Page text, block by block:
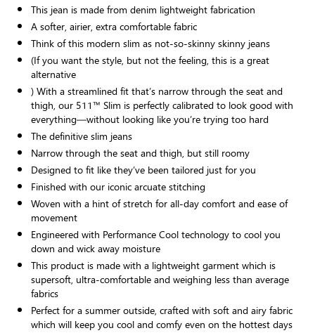
This jean is made from denim lightweight fabrication
A softer, airier, extra comfortable fabric
Think of this modern slim as not-so-skinny skinny jeans
(If you want the style, but not the feeling, this is a great
alternative
) With a streamlined fit that’s narrow through the seat and
thigh, our 511™ Slim is perfectly calibrated to look good with
everything—without looking like you’re trying too hard
The definitive slim jeans
Narrow through the seat and thigh, but still roomy
Designed to fit like they’ve been tailored just for you
Finished with our iconic arcuate stitching
Woven with a hint of stretch for all-day comfort and ease of
movement
Engineered with Performance Cool technology to cool you
down and wick away moisture
This product is made with a lightweight garment which is
supersoft, ultra-comfortable and weighing less than average
fabrics
Perfect for a summer outside, crafted with soft and airy fabric
which will keep you cool and comfy even on the hottest days